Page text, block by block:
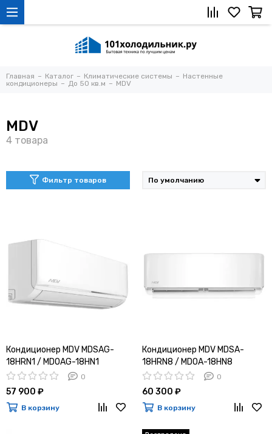
Главная Каталог Климатические системы
Настенные
кондиционеры
До 50 кв.м MDV
MDV
Фильтр товаров
Кондиционер MDV MDSAG-
18HRN1 / MDOAG-18HN1
0
57 900 ₽
В корзину
Кондиционер MDV MDSA-
18HRN8 / MDOA-18HN8
0
60 300 ₽
В корзину